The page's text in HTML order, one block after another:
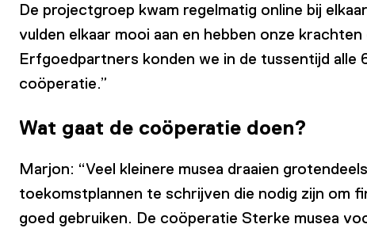
De projectgroep kwam regelmatig online bij
vulden elkaar mooi aan en hebben onze
Erfgoedpartners konden we in de tussentijd alle
coöperatie.”
Wat gaat de coöperatie doen?
Marjon: “Veel kleinere musea draaien
toekomstplannen te schrijven die nodig zijn om
goed gebruiken. De coöperatie Sterke musea